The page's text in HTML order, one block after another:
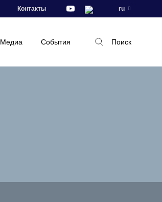
Контакты ru
Медиа События Поиск